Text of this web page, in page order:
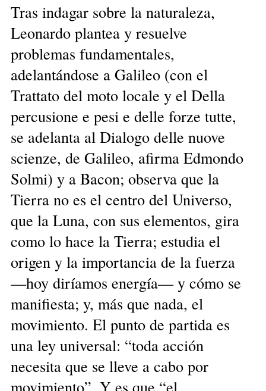
Tras indagar sobre la naturaleza,
Leonardo plantea y resuelve
problemas fundamentales,
adelantándose a Galileo (con el
Trattato del moto locale y el Della
percusione e pesi e delle forze tutte,
se adelanta al Dialogo delle nuove
scienze, de Galileo, afirma Edmondo
Solmi) y a Bacon; observa que la
Tierra no es el centro del Universo,
que la Luna, con sus elementos, gira
como lo hace la Tierra; estudia el
origen y la importancia de la fuerza
—hoy diríamos energía— y cómo se
manifiesta; y, más que nada, el
movimiento. El punto de partida es
una ley universal: “toda acción
necesita que se lleve a cabo por
movimiento”. Y es que “el